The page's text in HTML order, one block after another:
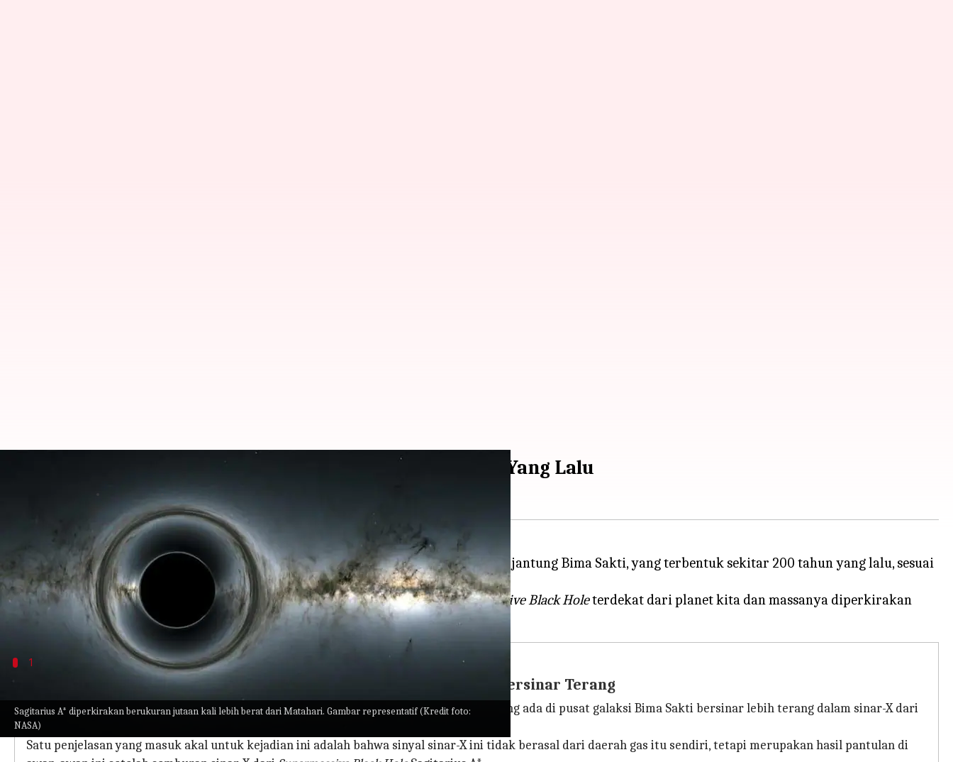
Sagitarius A* diperkirakan berukuran jutaan kali lebih berat dari Matahari. Gambar representatif (Kredit foto:
NASA)
Supermassive Black Hole Terdekat Muncul 200 Tahun Yang Lalu
11:47 am
Apa ceritanya
Sagitarius A* (dibaca 'Sagitarius A Star'), adalah sebuahSupermassive Black Hole di jantung Bima Sakti, yang terbentuk sekitar 200 tahun yang lalu, sesuai
temuan baru dari teleskop
IXPE (Imaging X-ray Polarimetry Explorer)NASA.
Terletak lebih dari 25.000 tahun cahaya dari Bumi, Sagitarius A* adalahSupermassive Black Holeterdekat dari planet kita dan massanya diperkirakan
1
Daerah Pembentuk Bintang Di Pusat Galaksi Bima Sakti Terlihat Bersinar Terang
Awalnya, para peneliti memperhatikan bahwa awan gas pembentuk bintang raksasa yang ada di pusat galaksi Bima Sakti bersinar lebih terang dalam sinar-X dari
yang diperkirakan.
Satu penjelasan yang masuk akal untuk kejadian ini adalah bahwa sinyal sinar-X ini tidak berasal dari daerah gas itu sendiri, tetapi merupakan hasil pantulan di